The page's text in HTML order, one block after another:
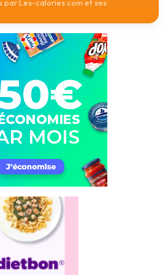
par Les-calories.com et ses